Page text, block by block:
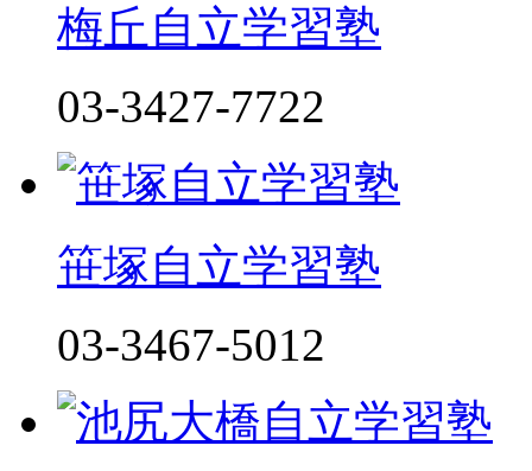
梅丘自立学習塾
03-3427-7722
笹塚自立学習塾
03-3467-5012